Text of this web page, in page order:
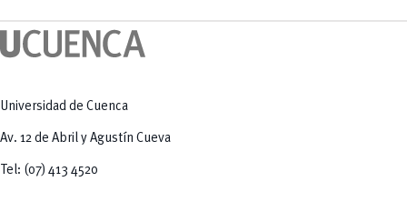
Universidad de Cuenca
Av. 12 de Abril y Agustín Cueva
Tel: (07) 413 4520